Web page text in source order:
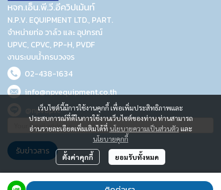
เว็บไซต์นี้มีการใช้งานคุกกี้ เพื่อเพิ่มประสิทธิภาพและ
ประสบการณ์ที่ดีในการใช้งานเว็บไซต์ของท่าน ท่านสามารถ
อ่านรายละเอียดเพิ่มเติมได้ที่ นโยบายความเป็นส่วนตัว และ
นโยบายคุกกี้
ตั้งค่าคุกกี้ ยอมรับทั้งหมด
หจก.เอ็น.พี.วี.อีควิปเม้นท์
N.P.V. EQUIPMENT LTD., PART.
จำหน่ายท่อ วาล์ว และ อุปกรณ์
UPVC, CPVC, PP-H, PVDF
งานระบบน้ำครบวงจร
02-438-1634
info@npvequipment.co.th
@npvupvc
รับข่าวสาร
2023 © N.P.V. EQUIPMENT LTD., PART.